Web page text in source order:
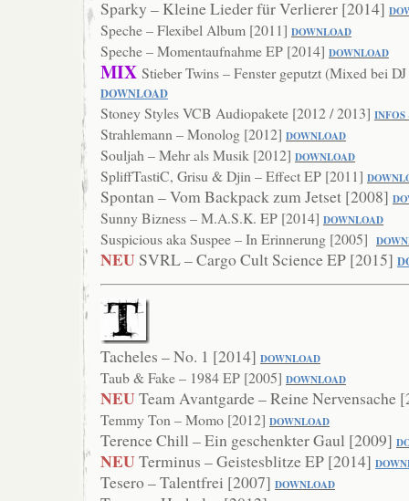
Sparky – Kleine Lieder für Verlierer [2014]
Speche – Flexibel Album [2011] DOWNLOAD
Speche – Momentaufnahme EP [2014] DOWNLOAD
MIX Stieber Twins – Fenster geputzt (Mixed bei
DOWNLOAD
Stoney Styles VCB Audiopakete [2012 / 2013] INFOS
Strahlemann – Monolog [2012] DOWNLOAD
Souljah – Mehr als Musik [2012] DOWNLOAD
SpliffTastiC, Grisu & Djin – Effect EP [2011] DO
Spontan – Vom Backpack zum Jetset [2008]
Sunny Bizness – M.A.S.K. EP [2014] DOWNLOAD
Suspicious aka Suspee – In Erinnerung [2005]
NEUSVRL – Cargo Cult Science EP [2015]
Tacheles – No. 1 [2014] DOWNLOAD
Taub & Fake – 1984 EP [2005] DOWNLOAD
NEUTeam Avantgarde – Reine Nervensache
Temmy Ton – Momo [2012] DOWNLOAD
Terence Chill – Ein geschenkter Gaul [2009]
NEUTerminus – Geistesblitze EP [2014]
Tesero – Talentfrei [2007] DOWNLOAD